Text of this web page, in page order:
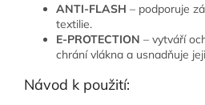
ANTI-FLASH – podporuje
textilie.
E-PROTECTION – vytváří
chrání vlákna a usnadňuje
Návod k použití: